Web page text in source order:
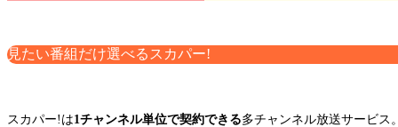
見たい番組だけ選べるスカパー!
スカパー!は1チャンネル単位で契約できる多チャンネル放送サービス